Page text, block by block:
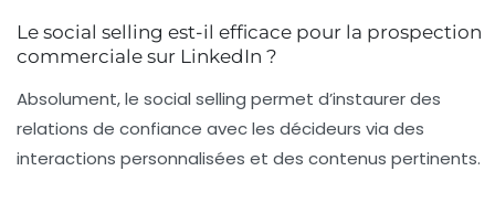
Le social selling est-il efficace pour la prospection
commerciale sur LinkedIn ?
Absolument, le social selling permet d’instaurer des
relations de confiance avec les décideurs via des
interactions personnalisées et des contenus pertinents.